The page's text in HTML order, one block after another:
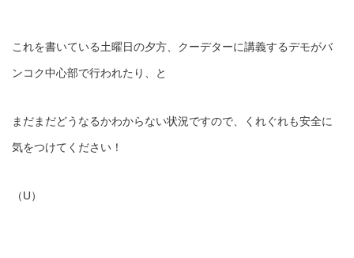
これを書いている土曜日の夕方、クーデターに講義するデモがバ
ンコク中心部で行われたり、と
まだまだどうなるかわからない状況ですので、くれぐれも安全に
気をつけてください！
（U）